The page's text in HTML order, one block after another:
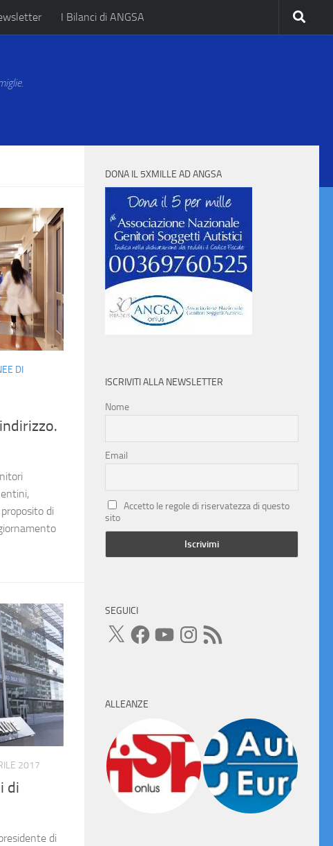
I Bilanci di ANGSA
DI
di
2017
di
di
DONA IL 5XMILLE AD ANGSA
ISCRIVITI ALLA NEWSLETTER
Nome
Email
Accetto le regole di riservatezza di questo
sito
SEGUICI
X FacebookYouTubeInstagram
Feed
RSS
ALLEANZE